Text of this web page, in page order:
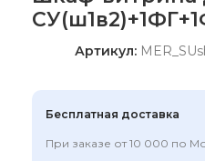
Артикул:
Бесплатная доставка
При заказе от 10 000 по